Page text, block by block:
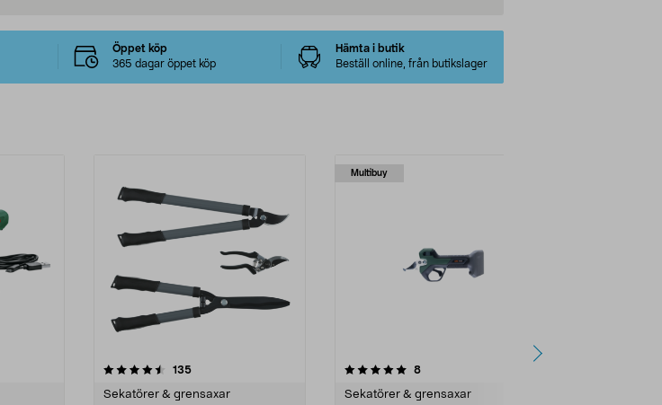
Öppet köp
365 dagar öppet köp
Hämta i butik
Beställ online, från butikslager
135recensioner
Sekatörer & grensaxar
Multibuy
5.0 av 5 stjärnor 8recensioner
Sekatörer & grensaxar
4.0 av 5 stjärnor